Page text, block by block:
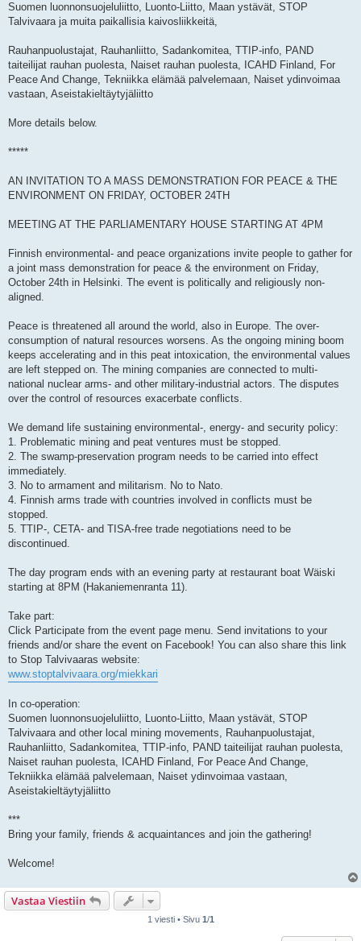
Suomen luonnonsuojeluliitto, Luonto-Liitto, Maan ystävät, STOP
Talvivaara ja muita paikallisia kaivosliikkeitä,
Rauhanpuolustajat, Rauhanliitto, Sadankomitea, TTIP-info, PAND
taiteilijat rauhan puolesta, Naiset rauhan puolesta, ICAHD Finland, For
Peace And Change, Tekniikka elämää palvelemaan, Naiset ydinvoimaa
vastaan, Aseistakieltäytyjäliitto
More details below.
*****
AN INVITATION TO A MASS DEMONSTRATION FOR PEACE & THE
ENVIRONMENT ON FRIDAY, OCTOBER 24TH
MEETING AT THE PARLIAMENTARY HOUSE STARTING AT 4PM
Finnish environmental- and peace organizations invite people to gather for
a joint mass demonstration for peace & the environment on Friday,
October 24th in Helsinki. The event is politically and religiously non-
aligned.
Peace is threatened all around the world, also in Europe. The over-
consumption of natural resources worsens. As the ongoing mining boom
keeps accelerating and in this peat intoxication, the environmental values
are left stepped on. The mining companies are connected to multi-
national nuclear arms- and other military-industrial actors. The disputes
over the control of resources exacerbate conflicts.
We demand life sustaining environmental-, energy- and security policy:
1. Problematic mining and peat ventures must be stopped.
2. The swamp-preservation program needs to be carried into effect
immediately.
3. No to armament and militarism. No to Nato.
4. Finnish arms trade with countries involved in conflicts must be
stopped.
5. TTIP-, CETA- and TISA-free trade negotiations need to be
discontinued.
The day program ends with an evening party at restaurant boat Wäiski
starting at 8PM (Hakaniemenranta 11).
Take part:
Click Participate from the event page menu. Send invitations to your
friends and/or share the event on Facebook! You can also share this link
to Stop Talvivaaras website:
www.stoptalvivaara.org/miekkari
In co-operation:
Suomen luonnonsuojeluliitto, Luonto-Liitto, Maan ystävät, STOP
Talvivaara and other local mining movements, Rauhanpuolustajat,
Rauhanliitto, Sadankomitea, TTIP-info, PAND taiteilijat rauhan puolesta,
Naiset rauhan puolesta, ICAHD Finland, For Peace And Change,
Tekniikka elämää palvelemaan, Naiset ydinvoimaa vastaan,
Aseistakieltäytyjäliitto
***
Bring your family, friends & acquaintances and join the gathering!
Welcome!
Vastaa Viestiin
1 viesti • Sivu 1/1